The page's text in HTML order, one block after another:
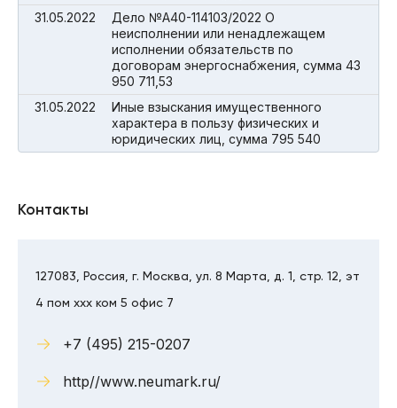
31.05.2022
Дело №А40-114103/2022 О
неисполнении или ненадлежащем
исполнении обязательств по
договорам энергоснабжения, сумма 43
950 711,53
31.05.2022
Иные взыскания имущественного
характера в пользу физических и
юридических лиц, сумма 795 540
Контакты
127083, Россия, г. Москва, ул. 8 Марта, д. 1, стр. 12, эт
4 пом xxx ком 5 офис 7
+7 (495) 215-0207
http//www.neumark.ru/